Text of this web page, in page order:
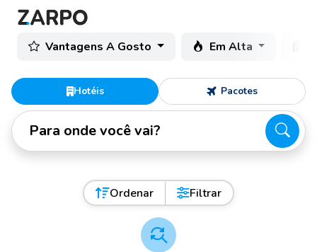
Vantagens A Gosto Em Alta
Hotéis Pacotes
Para onde você vai?
Ordenar Filtrar